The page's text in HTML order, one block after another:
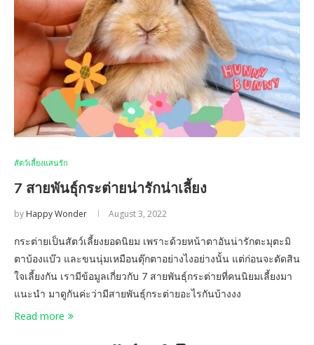
สัตว์เลี้ยงแสนรัก
7 สายพันธุ์กระต่ายน่ารักน่าเลี้ยง
by Happy Wonder August 3, 2022
กระต่ายเป็นสัตว์เลี้ยงยอดนิยม เพราะด้วยหน้าตาอันน่ารักตะมุตะมิ
ตาบ้องแบ๊ว และขนนุ่มเหมือนตุ๊กตาอย่างไงอย่างนั้น แต่ก่อนจะตัดสิน
ใจเลี้ยงกัน เรามีข้อมูลเกี่ยวกับ 7 สายพันธุ์กระต่ายที่คนนิยมเลี้ยงมา
แนะนำ มาดูกันค่ะว่ามีสายพันธุ์กระต่ายอะไรกันบ้างงง
Read more